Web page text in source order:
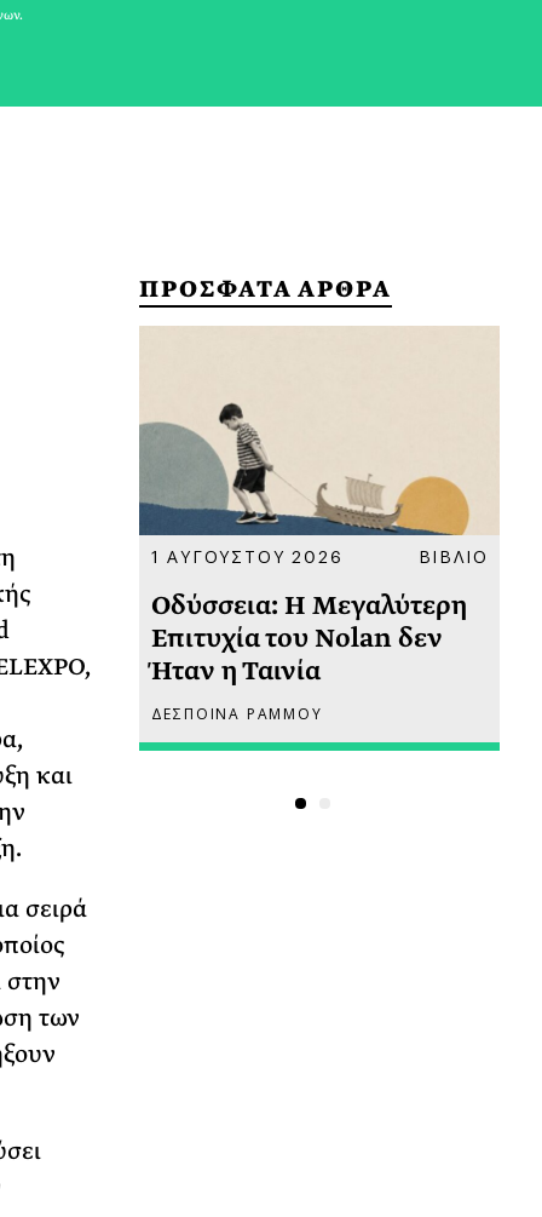
και
σειρά
στην
των
ΠΡΟΣΦΑΤΑ ΑΡΘΡΑ
1 ΑΥΓΟΥΣΤΟΥ 2026 ΒΙΒΛΙΟ
Οδύσσεια: Η Μεγαλύτερη
Επιτυχία του Nolan δεν
Ήταν η Ταινία
ΔΕΣΠΟΙΝΑ ΡΑΜΜΟΥ